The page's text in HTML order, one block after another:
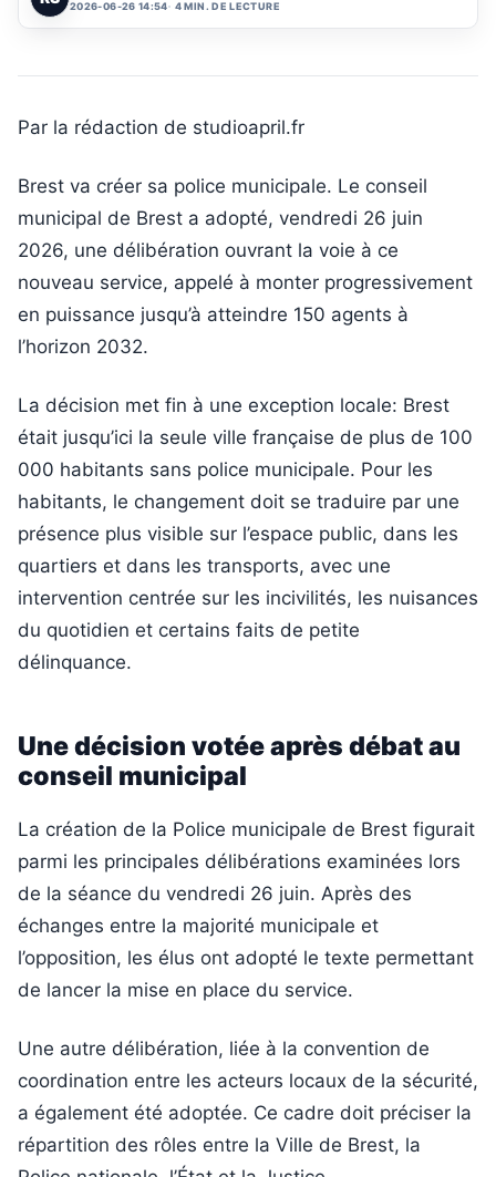
2026-06-26 14:54 4 MIN. DE LECTURE
Par la rédaction de studioapril.fr
Brest va créer sa police municipale. Le conseil
municipal de Brest a adopté, vendredi 26 juin
2026, une délibération ouvrant la voie à ce
nouveau service, appelé à monter progressivement
en puissance jusqu’à atteindre 150 agents à
l’horizon 2032.
La décision met fin à une exception locale: Brest
était jusqu’ici la seule ville française de plus de 100
000 habitants sans police municipale. Pour les
habitants, le changement doit se traduire par une
présence plus visible sur l’espace public, dans les
quartiers et dans les transports, avec une
intervention centrée sur les incivilités, les nuisances
du quotidien et certains faits de petite
délinquance.
Une décision votée après débat au
conseil municipal
La création de la Police municipale de Brest figurait
parmi les principales délibérations examinées lors
de la séance du vendredi 26 juin. Après des
échanges entre la majorité municipale et
l’opposition, les élus ont adopté le texte permettant
de lancer la mise en place du service.
Une autre délibération, liée à la convention de
coordination entre les acteurs locaux de la sécurité,
a également été adoptée. Ce cadre doit préciser la
répartition des rôles entre la Ville de Brest, la